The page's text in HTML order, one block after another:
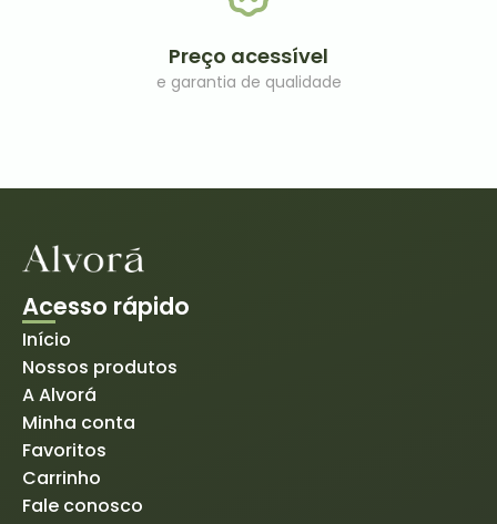
Preço acessível​
e garantia de qualidade​
Acesso rápido
Início
Nossos produtos
A Alvorá
Minha conta
Favoritos
Carrinho
Fale conosco